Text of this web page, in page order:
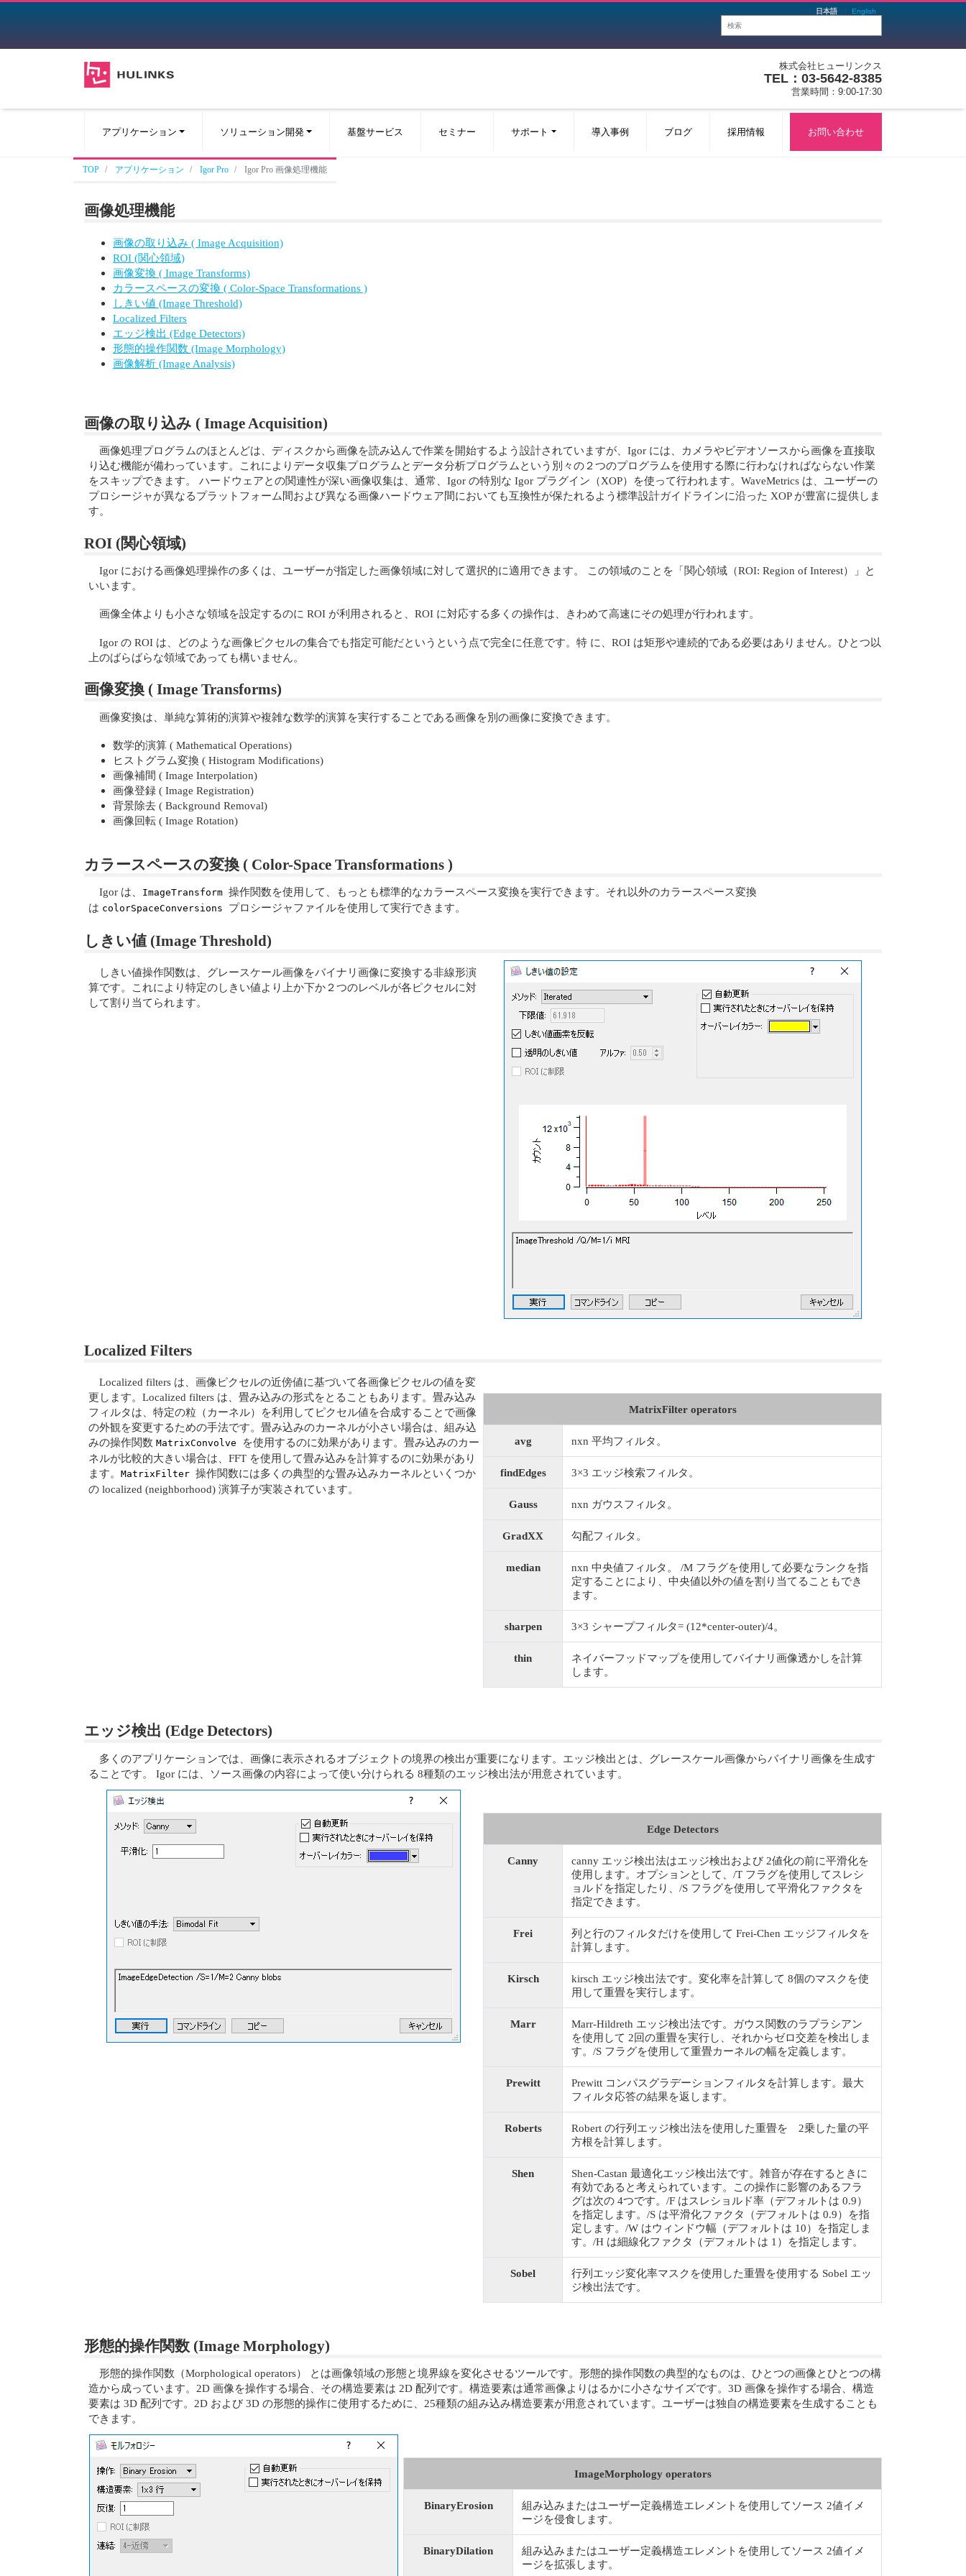
日本語 English
株式会社ヒューリンクス
TEL：03-5642-8385
営業時間：9:00-17:30
アプリケーション ソリューション開発 基盤サービス セミナー サポート 導入事例 ブログ 採用情報 お問い合わせ
TOP アプリケーション Igor Pro Igor Pro 画像処理機能
画像処理機能
画像の取り込み ( Image Acquisition)
ROI (関心領域)
画像変換 ( Image Transforms)
カラースペースの変換 ( Color-Space Transformations )
しきい値 (Image Threshold)
Localized Filters
エッジ検出 (Edge Detectors)
形態的操作関数 (Image Morphology)
画像解析 (Image Analysis)
画像の取り込み ( Image Acquisition)
画像処理プログラムのほとんどは、ディスクから画像を読み込んで作業を開始するよう設計されていますが、Igor には、カメラやビデオソースから画像を直接取
り込む機能が備わっています。これによりデータ収集プログラムとデータ分析プログラムという別々の２つのプログラムを使用する際に行わなければならない作業
をスキップできます。 ハードウェアとの関連性が深い画像収集は、通常、Igor の特別な Igor プラグイン（XOP）を使って行われます。WaveMetrics は、ユーザーの
プロシージャが異なるプラットフォーム間および異なる画像ハードウェア間においても互換性が保たれるよう標準設計ガイドラインに沿った XOP が豊富に提供しま
す。
ROI (関心領域)
Igor における画像処理操作の多くは、ユーザーが指定した画像領域に対して選択的に適用できます。 この領域のことを「関心領域（ROI: Region of Interest）」と
いいます。
画像全体よりも小さな領域を設定するのに ROI が利用されると、ROI に対応する多くの操作は、きわめて高速にその処理が行われます。
Igor の ROI は、どのような画像ピクセルの集合でも指定可能だというという点で完全に任意です。特 に、ROI は矩形や連続的である必要はありません。ひとつ以
上のばらばらな領域であっても構いません。
画像変換 ( Image Transforms)
画像変換は、単純な算術的演算や複雑な数学的演算を実行することである画像を別の画像に変換できます。
数学的演算 ( Mathematical Operations)
ヒストグラム変換 ( Histogram Modifications)
画像補間 ( Image Interpolation)
画像登録 ( Image Registration)
背景除去 ( Background Removal)
画像回転 ( Image Rotation)
カラースペースの変換 ( Color-Space Transformations )
Igor は、 ImageTransform操作関数を使用して、もっとも標準的なカラースペース変換を実行できます。それ以外のカラースペース変換
は colorSpaceConversions プロシージャファイルを使用して実行できます。
しきい値 (Image Threshold)
しきい値操作関数は、グレースケール画像をバイナリ画像に変換する非線形演
算です。これにより特定のしきい値より上か下か２つのレベルが各ピクセルに対
して割り当てられます。
Localized Filters
Localized filters は、画像ピクセルの近傍値に基づいて各画像ピクセルの値を変
更します。Localized filters は、畳み込みの形式をとることもあります。畳み込み
フィルタは、特定の粒（カーネル）を利用してピクセル値を合成することで画像
の外観を変更するための手法です。畳み込みのカーネルが小さい場合は、組み込
みの操作関数MatrixConvolve
を使用するのに効果があります。畳み込みのカー
ネルが比較的大きい場合は、FFT を使用して畳み込みを計算するのに効果があり
ます。MatrixFilter操作関数には多くの典型的な畳み込みカーネルといくつか
の localized (neighborhood) 演算子が実装されています。
MatrixFilter operators
avg nxn 平均フィルタ。
findEdges 3×3 エッジ検索フィルタ。
Gauss nxn ガウスフィルタ。
GradXX 勾配フィルタ。
median
nxn 中央値フィルタ。 /M フラグを使用して必要なランクを指
定することにより、中央値以外の値を割り当てることもでき
ます。
sharpen 3×3 シャープフィルタ= (12*center-outer)/4。
thin
ネイバーフッドマップを使用してバイナリ画像透かしを計算
します。
エッジ検出 (Edge Detectors)
多くのアプリケーションでは、画像に表示されるオブジェクトの境界の検出が重要になります。エッジ検出とは、グレースケール画像からバイナリ画像を生成す
ることです。 Igor には、ソース画像の内容によって使い分けられる 8種類のエッジ検出法が用意されています。
Edge Detectors
Canny
canny エッジ検出法はエッジ検出および 2値化の前に平滑化を
使用します。オプションとして、/T フラグを使用してスレシ
ョルドを指定したり、/S フラグを使用して平滑化ファクタを
指定できます。
Frei
列と行のフィルタだけを使用して Frei-Chen エッジフィルタを
計算します。
Kirsch
kirsch エッジ検出法です。変化率を計算して 8個のマスクを使
用して重畳を実行します。
Marr
Marr-Hildreth エッジ検出法です。ガウス関数のラプラシアン
を使用して 2回の重畳を実行し、それからゼロ交差を検出しま
す。/S フラグを使用して重畳カーネルの幅を定義します。
Prewitt
Prewitt コンパスグラデーションフィルタを計算します。最大
フィルタ応答の結果を返します。
Roberts
Robert の行列エッジ検出法を使用した重畳を 2乗した量の平
方根を計算します。
Shen
Shen-Castan 最適化エッジ検出法です。雑音が存在するときに
有効であると考えられています。この操作に影響のあるフラ
グは次の 4つです。/F はスレショルド率（デフォルトは 0.9）
を指定します。/S は平滑化ファクタ（デフォルトは 0.9）を指
定します。/W はウィンドウ幅（デフォルトは 10）を指定しま
す。/H は細線化ファクタ（デフォルトは 1）を指定します。
Sobel
行列エッジ変化率マスクを使用した重畳を使用する Sobel エッ
ジ検出法です。
形態的操作関数 (Image Morphology)
形態的操作関数（Morphological operators） とは画像領域の形態と境界線を変化させるツールです。形態的操作関数の典型的なものは、ひとつの画像とひとつの構
造から成っています。2D 画像を操作する場合、その構造要素は 2D 配列です。構造要素は通常画像よりはるかに小さなサイズです。3D 画像を操作する場合、構造
要素は 3D 配列です。2D および 3D の形態的操作に使用するために、25種類の組み込み構造要素が用意されています。ユーザーは独自の構造要素を生成することも
できます。
ImageMorphology operators
BinaryErosion
組み込みまたはユーザー定義構造エレメントを使用してソース 2値イメ
ージを侵食します。
BinaryDilation
組み込みまたはユーザー定義構造エレメントを使用してソース 2値イメ
ージを拡張します。